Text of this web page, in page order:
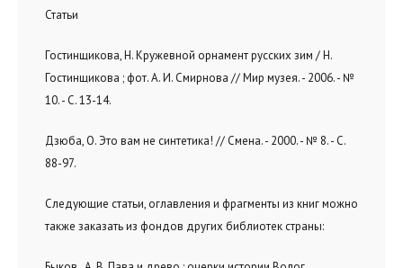
Статьи
Гостинщикова, Н. Кружевной орнамент русских зим / Н.
Гостинщикова ; фот. А. И. Смирнова // Мир музея. - 2006. - №
10. - С. 13-14.
Дзюба, О. Это вам не синтетика! // Смена. - 2000. - № 8. - C.
88-97.
Следующие статьи, оглавления и фрагменты из книг можно
также заказать из фондов других библиотек страны: